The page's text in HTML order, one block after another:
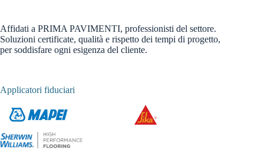
Affidati a PRIMA PAVIMENTI, professionisti del settore.
Soluzioni certificate, qualità e rispetto dei tempi di progetto,
per soddisfare ogni esigenza del cliente.
Applicatori fiduciari